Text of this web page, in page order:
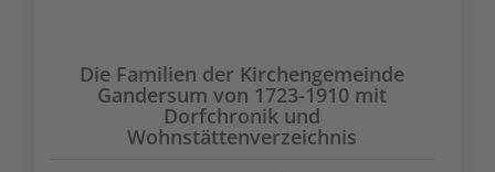
Die Familien der Kirchengemeinde
Gandersum von 1723-1910 mit
Dorfchronik und
Wohnstättenverzeichnis